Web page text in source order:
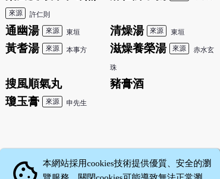
來源 許仁則
通幽湯 來源 東垣 清燥湯 來源 東垣
黃耆湯 來源 本事方 滋燥養榮湯 來源 赤水玄
珠
搜風順氣丸
豬膏酒
瓊玉膏
來源 申先生
本網站採用cookies技術提供優質、安全的瀏